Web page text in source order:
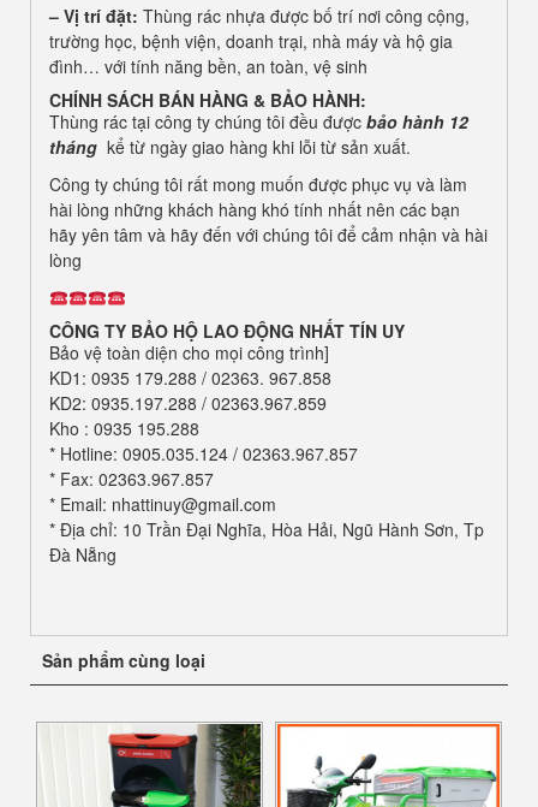
– Vị trí đặt: Thùng rác nhựa được bố trí nơi công cộng,
trường học, bệnh viện, doanh trại, nhà máy và hộ gia
đình… với tính năng bền, an toàn, vệ sinh
CHÍNH SÁCH BÁN HÀNG & BẢO HÀNH:
Thùng rác tại công ty chúng tôi đều được bảo hành 12
tháng kể từ ngày giao hàng khi lỗi từ sản xuất.
Công ty chúng tôi rất mong muốn được phục vụ và làm
hài lòng những khách hàng khó tính nhất nên các bạn
hãy yên tâm và hãy đến với chúng tôi để cảm nhận và hài
lòng
CÔNG TY BẢO HỘ LAO ĐỘNG NHẤT TÍN UY
Bảo vệ toàn diện cho mọi công trình]
KD1: 0935 179.288 / 02363. 967.858
KD2: 0935.197.288 / 02363.967.859
Kho : 0935 195.288
* Hotline: 0905.035.124 / 02363.967.857
* Fax: 02363.967.857
* Email: nhattinuy@gmail.com
* Địa chỉ: 10 Trần Đại Nghĩa, Hòa Hải, Ngũ Hành Sơn, Tp
Đà Nẵng
Sản phẩm cùng loại